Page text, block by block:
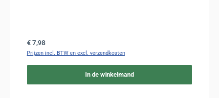
Normale prijs:
€ 7,98
Prijzen incl. BTW en excl. verzendkosten
In de winkelmand